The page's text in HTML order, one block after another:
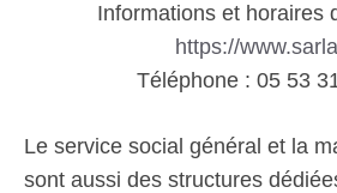
Informations et horaires
https://
Téléphone : 05 53
Le service social général et la
sont aussi des structures